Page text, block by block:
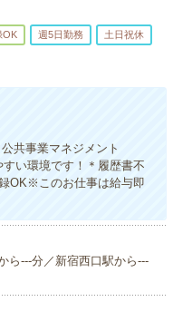
OK 週5日勤務 土日祝休
共事業マネジメント
い環境です！＊履歴書不
OK※このお仕事は給与即
ら---分／新宿西口駅から---